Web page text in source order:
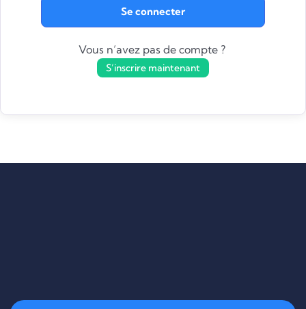
Se connecter
Vous n’avez pas de compte ?
S’inscrire maintenant